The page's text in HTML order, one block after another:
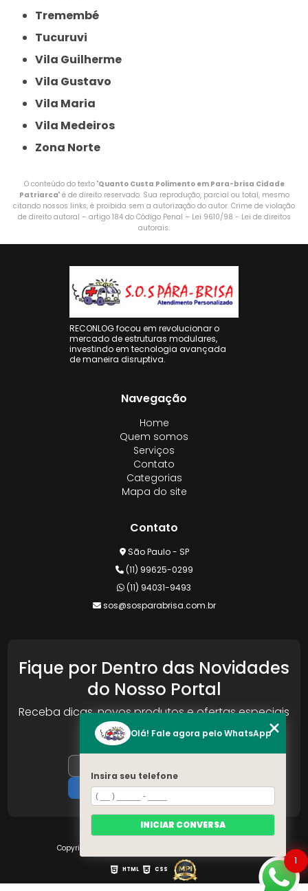
Tremembé
Tucuruvi
Vila Guilherme
Vila Gustavo
Vila Maria
Vila Medeiros
Zona Norte
O conteúdo do texto "Quanto Custa Polimento em Para-brisa Cidade
Patriarca" é de direito reservado. Sua reprodução, parcial ou total, mesmo
citando nossos links, é proibida sem a autorização do autor. Crime de violação
de direito autoral – artigo 184 do Código Penal – Lei 9610/98 - Lei de direitos
autorais.
RECONLOG focou em revolucionar o
mercado de estruturas modulares,
investindo em tecnologia avançada
de maneira disruptiva.
Navegação
Home
Quem somos
Serviços
Contato
Categorias
Mapa do site
Contato
São Paulo - SP
(11) 99625-0299
(11) 94031-9493
sos@sosparabrisa.com.br
Fique por Dentro das Novidades
do Nosso Portal
Receba dicas, novos produtos e ofertas especiais
da Reconlog
Copyright © S.O.S Pára-brisa. (Lei 9610 de 19/02/1998)
HTML CSS
1
Olá! Fale agora pelo WhatsApp
Insira seu telefone
INICIAR CONVERSA